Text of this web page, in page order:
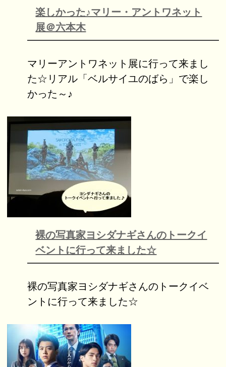
楽しかった♪マリー・アントワネット
展＠六本木
マリーアントワネット展に行って来まし
た☆リアル「ベルサイユのばら」で楽し
かった～♪
裸の写真家ヨシダナギさんのトークイ
ベントに行って来ました☆
裸の写真家ヨシダナギさんのトークイベ
ントに行って来ました☆